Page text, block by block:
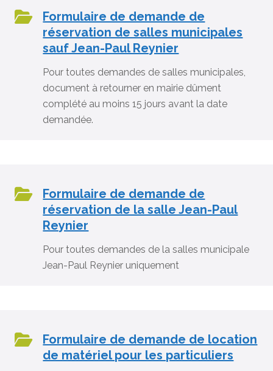
Formulaire de demande de
réservation de salles municipales
sauf Jean-Paul Reynier
Pour toutes demandes de salles municipales,
document à retourner en mairie dûment
complété au moins 15 jours avant la date
demandée.
Formulaire de demande de
réservation de la salle Jean-Paul
Reynier
Pour toutes demandes de la salles municipale
Jean-Paul Reynier uniquement
Formulaire de demande de location
de matériel pour les particuliers